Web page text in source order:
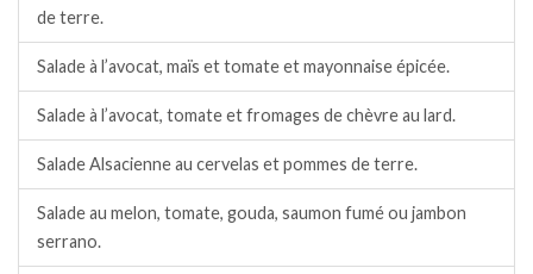
de terre.
Salade à l’avocat, maïs et tomate et mayonnaise épicée.
Salade à l’avocat, tomate et fromages de chèvre au lard.
Salade Alsacienne au cervelas et pommes de terre.
Salade au melon, tomate, gouda, saumon fumé ou jambon
serrano.